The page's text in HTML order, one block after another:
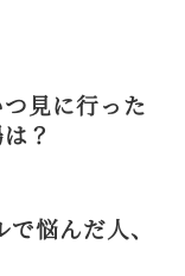
見に行った
？
悩んだ人、